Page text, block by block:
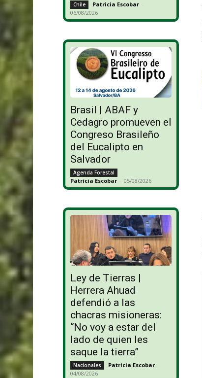
Chile Patricia Escobar -
06/08/2026
Brasil | ABAF y
Cedagro promueven el
Congreso Brasileño
del Eucalipto en
Salvador
Agenda Forestal
Patricia Escobar - 05/08/2026
Ley de Tierras |
Herrera Ahuad
defendió a las
chacras misioneras:
“No voy a estar del
lado de quien les
saque la tierra”
Nacionales Patricia Escobar -
04/08/2026